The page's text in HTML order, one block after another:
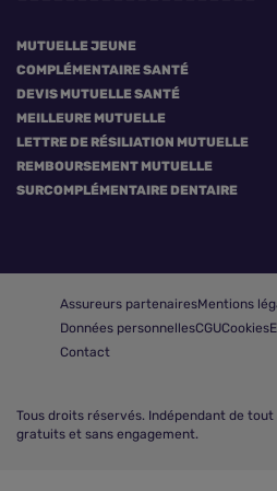
MUTUELLE JEUNE
COMPLÉMENTAIRE SANTÉ
DEVIS MUTUELLE SANTÉ
MEILLEURE MUTUELLE
LETTRE DE RÉSILIATION MUTUELLE
REMBOURSEMENT MUTUELLE
SURCOMPLÉMENTAIRE DENTAIRE
Assureurs partenairesMentions
Données personnellesCGUCookies
Contact
Tous droits réservés. Indépendant de tout
gratuits et sans engagement.